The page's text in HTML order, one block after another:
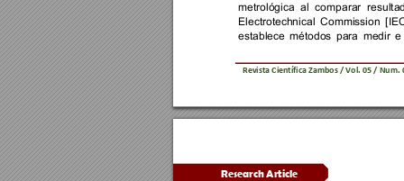
Revista Científica Zambos / Vol. 05 / Num.
metrológica
al comparar
Electrotechnical
Commission
establece métodos para medir e
Research Article